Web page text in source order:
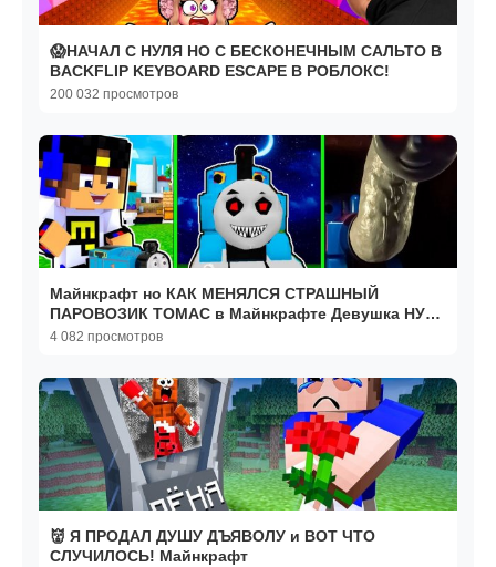
😱НАЧАЛ С НУЛЯ НО С БЕСКОНЕЧНЫМ САЛЬТО В
BACKFLIP KEYBOARD ESCAPE В РОБЛОКС!
200 032 просмотров
Майнкрафт но КАК МЕНЯЛСЯ СТРАШНЫЙ
ПАРОВОЗИК ТОМАС в Майнкрафте Девушка НУБ
И ПРО Троллинг Minecraft
4 082 просмотров
👹 Я ПРОДАЛ ДУШУ ДЪЯВОЛУ и ВОТ ЧТО
СЛУЧИЛОСЬ! Майнкрафт